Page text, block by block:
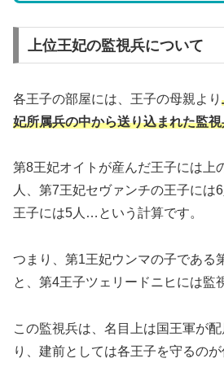
上位王妃の監視兵について
各王子の部屋には、王子の母親より
妃所属兵の中から送り込まれた監視
第8王妃オイトが産んだ王子には上
人、第7王妃セヴァンチの王子には
王子には5人…という計算です。
つまり、第1王妃ウンマの子である
と、第4王子ツェリードニヒには監
この監視兵は、名目上は国王軍が
り、建前としては各王子を守るのが